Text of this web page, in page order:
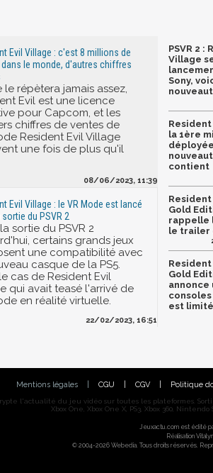
Evil Village : c'est 8 millions de
le monde, d'autres chiffres
le répètera jamais assez,
Evil est une licence
pour Capcom, et les
chiffres de ventes de
Resident Evil Village
une fois de plus qu'il
08/06/2023, 11:39
Evil Village : le VR Mode est lancé
du PSVR 2
sortie du PSVR 2
certains grands jeux
une compatibilité avec
casque de la PS5.
cas de Resident Evil
qui avait teasé l'arrivé de
en réalité virtuelle.
22/02/2023, 16:51
PSVR 2 :
Village
Sony,
Resident
la 1ère
contient
Resident
Gold
rappelle
le trailer
Resident
Gold
annonce
consoles
est limité
Mentions légales CGU CGV Politique
l'actualité du jeu vidéo sur toutes les plateformes.
Xbox One, Xbox One X, PS3, Xbox 360,
Jeuxactu.com est édité
Réalisation Vitalyn
© 2004-2026 Webedia. Tous droits réservés.